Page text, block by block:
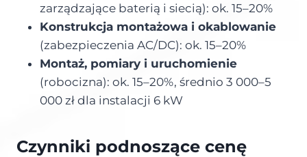
zarządzające baterią i siecią): ok. 15–20%
Konstrukcja montażowa i okablowanie
(zabezpieczenia AC/DC): ok. 15–20%
Montaż, pomiary i uruchomienie
(robocizna): ok. 15–20%, średnio 3 000–5
000 zł dla instalacji 6 kW
Czynniki podnoszące cenę